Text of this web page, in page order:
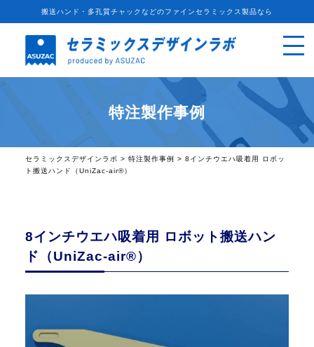
搬送ハンド・多孔質チャックなどのファインセラミックス製品なら
特注製作事例
セラミックスデザインラボ > 特注製作事例 > 8インチウエハ吸着用 ロボッ
ト搬送ハンド（UniZac-air®）
8インチウエハ吸着用 ロボット搬送ハン
ド（UniZac-air®）